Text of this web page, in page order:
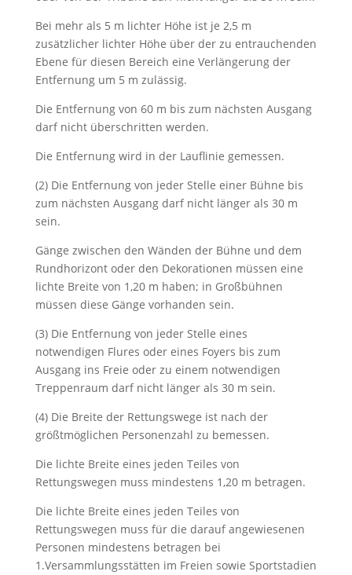
Bei mehr als 5 m lichter Höhe ist je 2,5 m
zusätzlicher lichter Höhe über der zu entrauchenden
Ebene für diesen Bereich eine Verlängerung der
Entfernung um 5 m zulässig.
Die Entfernung von 60 m bis zum nächsten Ausgang
darf nicht überschritten werden.
Die Entfernung wird in der Lauflinie gemessen.
(2) Die Entfernung von jeder Stelle einer Bühne bis
zum nächsten Ausgang darf nicht länger als 30 m
sein.
Gänge zwischen den Wänden der Bühne und dem
Rundhorizont oder den Dekorationen müssen eine
lichte Breite von 1,20 m haben; in Großbühnen
müssen diese Gänge vorhanden sein.
(3) Die Entfernung von jeder Stelle eines
notwendigen Flures oder eines Foyers bis zum
Ausgang ins Freie oder zu einem notwendigen
Treppenraum darf nicht länger als 30 m sein.
(4) Die Breite der Rettungswege ist nach der
größtmöglichen Personenzahl zu bemessen.
Die lichte Breite eines jeden Teiles von
Rettungswegen muss mindestens 1,20 m betragen.
Die lichte Breite eines jeden Teiles von
Rettungswegen muss für die darauf angewiesenen
Personen mindestens betragen bei
1.Versammlungsstätten im Freien sowie Sportstadien